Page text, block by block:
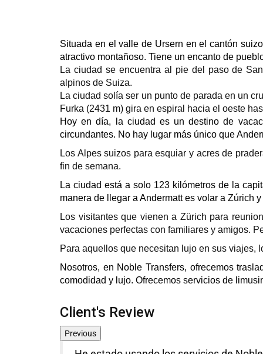
Situada en el valle de Ursern en el cantón
atractivo montañoso. Tiene un encanto de
La ciudad se encuentra al pie del paso de
alpinos de Suiza.
La ciudad solía ser un punto de parada en un
Furka (2431 m) gira en espiral hacia el oeste
Hoy en día, la ciudad es un destino de
circundantes. No hay lugar más único que
Los Alpes suizos para esquiar y acres de
fin de semana.
La ciudad está a solo 123 kilómetros de la
manera de llegar a Andermatt es volar a Zúrich
Los visitantes que vienen a Zürich para
vacaciones perfectas con familiares y amigos.
Para aquellos que necesitan lujo en sus viajes,
Nosotros, en Noble Transfers, ofrecemos
comodidad y lujo. Ofrecemos servicios de
Client's Review
Previous